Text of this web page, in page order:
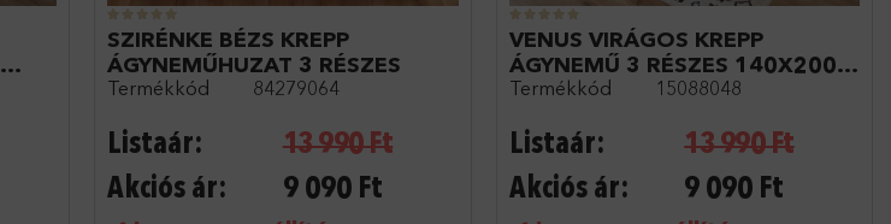
SZIRÉNKE BÉZS KREPP
ÁGYNEMŰHUZAT 3 RÉSZES
Termékkód 84279064
Listaár: 13 990Ft
Akciós ár:
9 090Ft
VENUS VIRÁGOS KREPP
ÁGYNEMŰ 3 RÉSZES 140X200
LILA
Termékkód 15088048
Listaár: 13 990Ft
Akciós ár:
9 090 Ft